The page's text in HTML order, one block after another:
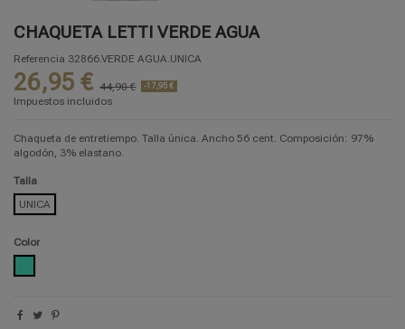
CHAQUETA LETTI VERDE AGUA
Referencia 32866.VERDE AGUA.UNICA
26,95 € 44,90 € -17,95 €
Impuestos incluidos
Chaqueta de entretiempo. Talla única. Ancho 56 cent. Composición: 97%
algodón, 3% elastano.
Talla
UNICA
Color